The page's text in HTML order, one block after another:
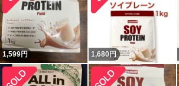
1,599円 1,680 円